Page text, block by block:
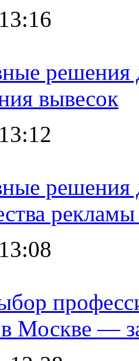
решения
вывесок
решения
рекламы
в Москве —